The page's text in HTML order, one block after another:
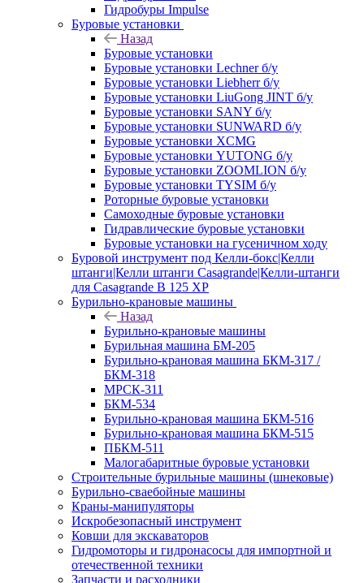
Гидробуры Impulse
Буровые установки
Назад
Буровые установки
Буровые установки Lechner б/у
Буровые установки Liebherr б/у
Буровые установки LiuGong JINT б/у
Буровые установки SANY б/у
Буровые установки SUNWARD б/у
Буровые установки XCMG
Буровые установки YUTONG б/у
Буровые установки ZOOMLION б/у
Буровые установки TYSIM б/у
Роторные буровые установки
Самоходные буровые установки
Гидравлические буровые установки
Буровые установки на гусеничном ходу
Буровой инструмент под Келли-бокс|Келли
штанги|Келли штанги Casagrande|Келли-штанги
для Casagrande B 125 XP
Бурильно-крановые машины
Назад
Бурильно-крановые машины
Бурильная машина БМ-205
Бурильно-крановая машина БКМ-317 /
БКМ-318
МРСК-311
БКМ-534
Бурильно-крановая машина БКМ-516
Бурильно-крановая машина БКМ-515
ПБКМ-511
Малогабаритные буровые установки
Строительные бурильные машины (шнековые)
Бурильно-сваебойные машины
Краны-манипуляторы
Искробезопасный инструмент
Ковши для экскаваторов
Гидромоторы и гидронасосы для импортной и
отечественной техники
Запчасти и расходники